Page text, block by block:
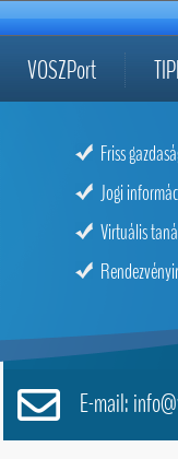
VOSZPort
Friss
Jogi
Virtuális
E-mail: